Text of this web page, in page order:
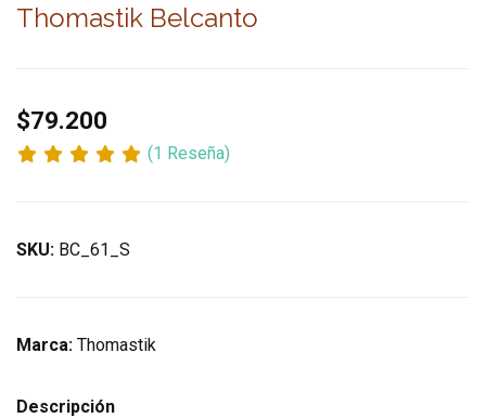
Thomastik Belcanto
$79.200
(1 Reseña)
SKU: BC_61_S
Marca: Thomastik
Descripción